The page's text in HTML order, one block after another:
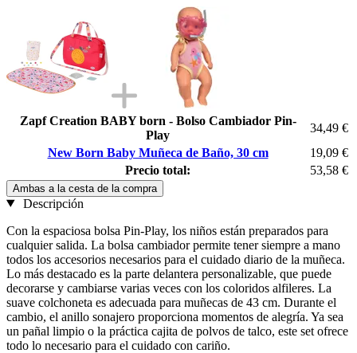
Zapf Creation BABY born - Bolso Cambiador Pin-
Play
34,49 €
New Born Baby Muñeca de Baño, 30 cm
19,09 €
Precio total:
53,58 €
Ambas a la cesta de la compra
Descripción
Con la espaciosa bolsa Pin-Play, los niños están preparados para
cualquier salida. La bolsa cambiador permite tener siempre a mano
todos los accesorios necesarios para el cuidado diario de la muñeca.
Lo más destacado es la parte delantera personalizable, que puede
decorarse y cambiarse varias veces con los coloridos alfileres. La
suave colchoneta es adecuada para muñecas de 43 cm. Durante el
cambio, el anillo sonajero proporciona momentos de alegría. Ya sea
un pañal limpio o la práctica cajita de polvos de talco, este set ofrece
todo lo necesario para el cuidado con cariño.